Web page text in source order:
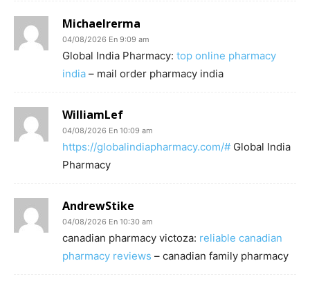
Michaelrerma
04/08/2026 En 9:09 am
Global India Pharmacy: top online pharmacy
india – mail order pharmacy india
WilliamLef
04/08/2026 En 10:09 am
https://globalindiapharmacy.com/# Global India
Pharmacy
AndrewStike
04/08/2026 En 10:30 am
canadian pharmacy victoza: reliable canadian
pharmacy reviews – canadian family pharmacy